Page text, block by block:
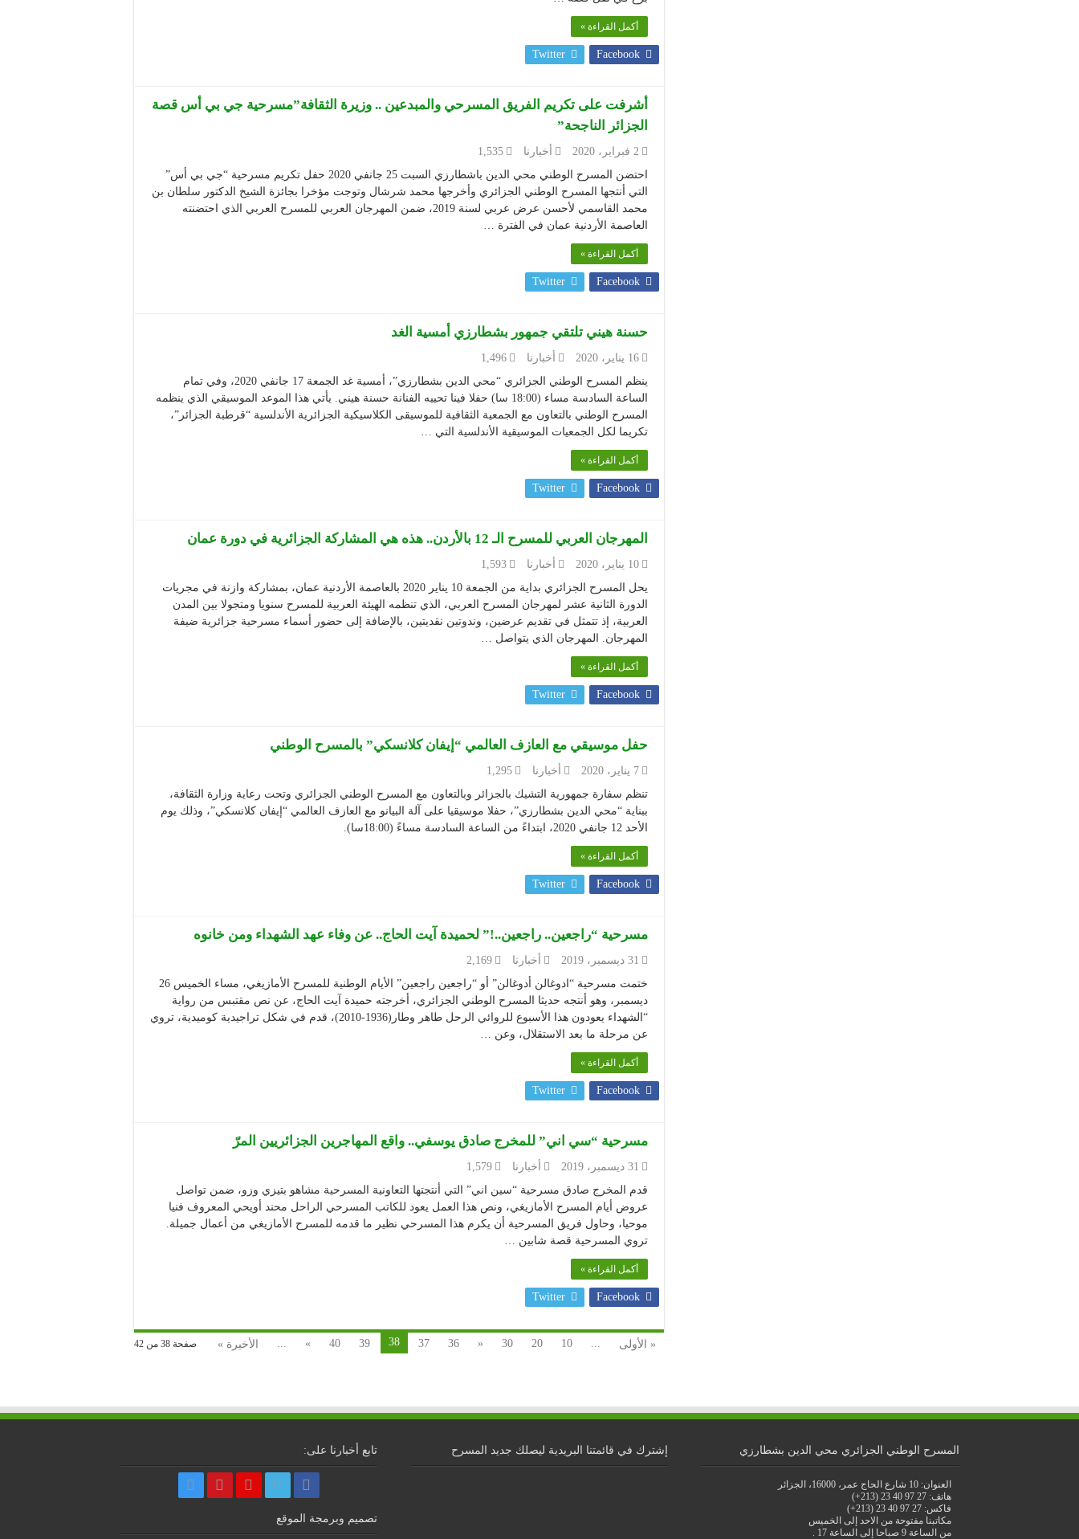
أكمل القراءة »
Facebook
Twitter
أشرفت على تكريم الفريق المسرحي والمبدعين .. وزيرة الثقافة”مسرحية جي بي أس قصة
الجزائر الناجحة”
2 فبراير، 2020 أخبارنا
1,535
احتضن المسرح الوطني محي الدين باشطارزي السبت 25 جانفي 2020 حفل تكريم مسرحية “جي بي أس”
التي أنتجها المسرح الوطني الجزائري وأخرجها محمد شرشال وتوجت مؤخرا بجائزة الشيخ الدكتور سلطان بن
محمد القاسمي لأحسن عرض عربي لسنة 2019، ضمن المهرجان العربي للمسرح العربي الذي احتضنته
العاصمة الأردنية عمان في الفترة …
أكمل القراءة »
Facebook
Twitter
حسنة هيني تلتقي جمهور بشطارزي أمسية الغد
16 يناير، 2020 أخبارنا
1,496
ينظم المسرح الوطني الجزائري “محي الدين بشطارزي”، أمسية غد الجمعة 17 جانفي 2020، وفي تمام
الساعة السادسة مساء (18:00 سا) حفلا فينا تحييه الفنانة حسنة هيني. يأتي هذا الموعد الموسيقي الذي ينظمه
المسرح الوطني بالتعاون مع الجمعية الثقافية للموسيقى الكلاسيكية الجزائرية الأندلسية “قرطبة الجزائر”،
تكريما لكل الجمعيات الموسيقية الأندلسية التي …
أكمل القراءة »
Facebook
Twitter
المهرجان العربي للمسرح الـ 12 بالأردن.. هذه هي المشاركة الجزائرية في دورة عمان
10 يناير، 2020 أخبارنا
1,593
يحل المسرح الجزائري بداية من الجمعة 10 يناير 2020 بالعاصمة الأردنية عمان، بمشاركة وازنة في مجريات
الدورة الثانية عشر لمهرجان المسرح العربي، الذي تنظمه الهيئة العربية للمسرح سنويا ومتجولا بين المدن
العربية، إذ تتمثل في تقديم عرضين، وندوتين نقديتين، بالإضافة إلى حضور أسماء مسرحية جزائرية ضيفة
المهرجان. المهرجان الذي يتواصل …
أكمل القراءة »
Facebook
Twitter
حفل موسيقي مع العازف العالمي “إيفان كلانسكي” بالمسرح الوطني
7 يناير، 2020 أخبارنا
1,295
تنظم سفارة جمهورية التشيك بالجزائر وبالتعاون مع المسرح الوطني الجزائري وتحت رعاية وزارة الثقافة،
ببناية “محي الدين بشطارزي”، حفلا موسيقيا على آلة البيانو مع العازف العالمي “إيفان كلانسكي”، وذلك يوم
الأحد 12 جانفي 2020، ابتداءً من الساعة السادسة مساءً (18:00سا).
أكمل القراءة »
Facebook
Twitter
مسرحية “راجعين.. راجعين..!” لحميدة آيت الحاج.. عن وفاء عهد الشهداء ومن خانوه
31 ديسمبر، 2019 أخبارنا
2,169
ختمت مسرحية “ادوغالن أدوغالن” أو “راجعين راجعين” الأيام الوطنية للمسرح الأمازيغي، مساء الخميس 26
ديسمبر، وهو أنتجه حديثا المسرح الوطني الجزائري، أخرجته حميدة آيت الحاج، عن نص مقتبس من رواية
“الشهداء يعودون هذا الأسبوع للروائي الرحل طاهر وطار(1936-2010)، قدم في شكل تراجيدية كوميدية، تروي
عن مرحلة ما بعد الاستقلال، وعن …
أكمل القراءة »
Facebook
Twitter
مسرحية “سي اني” للمخرج صادق يوسفي.. واقع المهاجرين الجزائريين المرّ
31 ديسمبر، 2019 أخبارنا
1,579
قدم المخرج صادق مسرحية “سين اني” التي أنتجتها التعاونية المسرحية مشاهو بتيزي وزو، ضمن تواصل
عروض أيام المسرح الأمازيغي، ونص هذا العمل يعود للكاتب المسرحي الراحل محند أويحي المعروف فنيا
موحيا، وحاول فريق المسرحية أن يكرم هذا المسرحي نظير ما قدمه للمسرح الأمازيغي من أعمال جميلة.
تروي المسرحية قصة شابين …
أكمل القراءة »
Facebook
Twitter
صفحة 38 من 42 « الأولى 10
20
30
«
36
37
38
39
40
» الأخيرة »
المسرح الوطني الجزائري محي الدين بشطارزي
العنوان: 10 شارع الحاج عمر، 16000، الجزائر
هاتف: 27 97 40 23 (213+)
فاكس: 27 97 40 23 (213+)
مكاتبنا مفتوحة من الاحد إلى الخميس
من الساعة 9 صباحا إلى الساعة 17 .
إشترك في قائمتنا البريدية ليصلك جديد المسرح تابع أخبارنا على:
تصميم وبرمجة الموقع